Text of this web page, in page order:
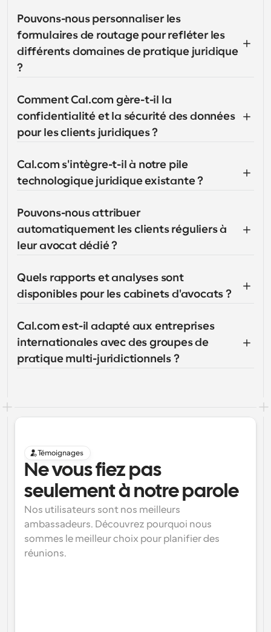
Pouvons-nous personnaliser les
formulaires de routage pour refléter les
différents domaines de pratique juridique
?
Comment Cal.com gère-t-il la
confidentialité et la sécurité des données
pour les clients juridiques ?
Cal.com s'intègre-t-il à notre pile
technologique juridique existante ?
Pouvons-nous attribuer
automatiquement les clients réguliers à
leur avocat dédié ?
Quels rapports et analyses sont
disponibles pour les cabinets d'avocats ?
Cal.com est-il adapté aux entreprises
internationales avec des groupes de
pratique multi-juridictionnels ?
Témoignages
Ne vous fiez pas
seulement à notre parole
Nos utilisateurs sont nos meilleurs
ambassadeurs. Découvrez pourquoi nous
sommes le meilleur choix pour planifier des
réunions.